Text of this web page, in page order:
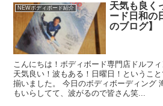
NEWボディボード紹介
天気も良く
ード日和の
のブログ】
こんにちは！ボディボード専門店ドルフ
天気良い！波もある！日曜日！というこ
揃いました。 今日のボディボーディング
もいらしてて、波がるので皆さん笑...